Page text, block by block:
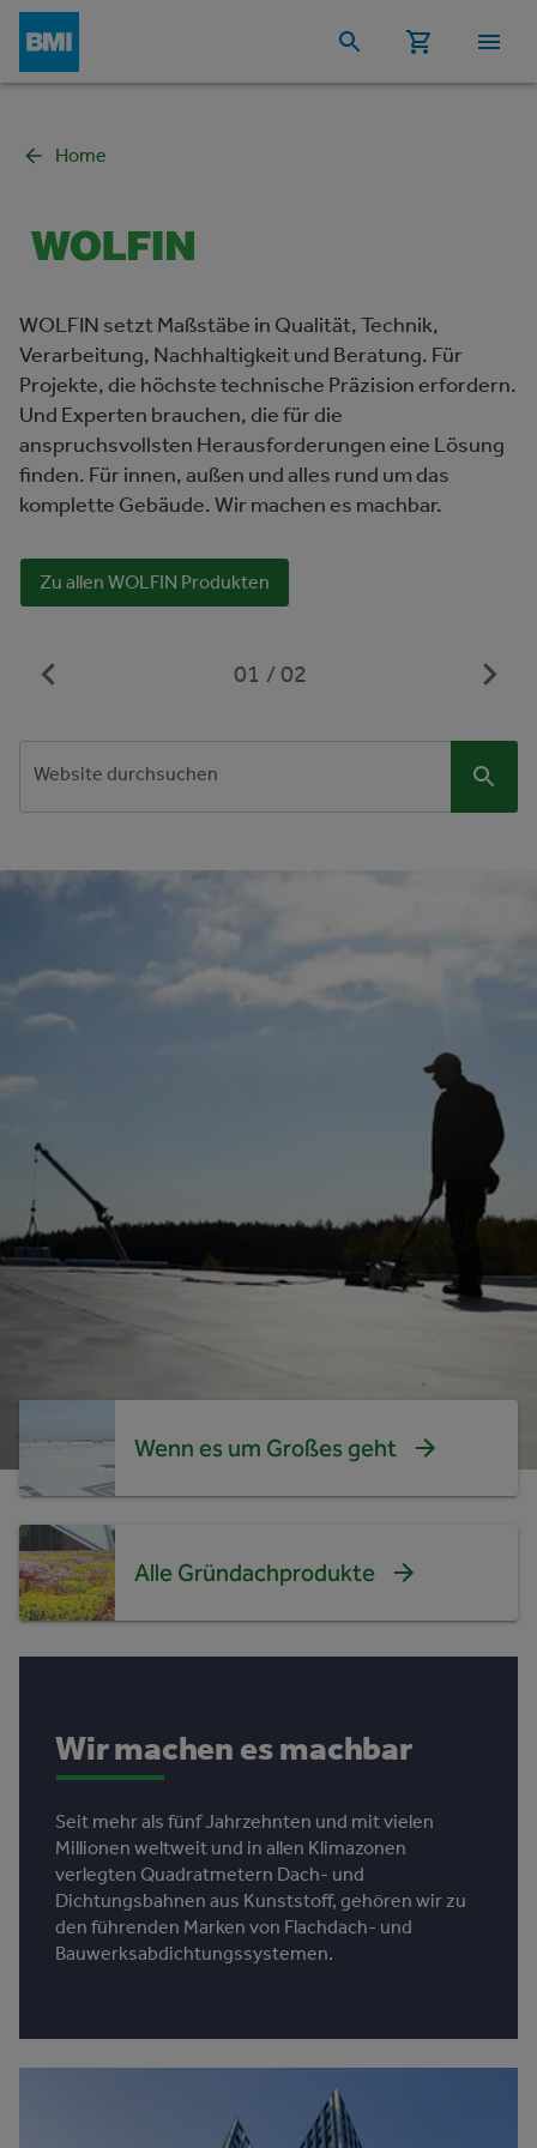
Home
WOLFIN setzt Maßstäbe in Qualität, Technik,
Verarbeitung, Nachhaltigkeit und Beratung. Für
Projekte, die höchste technische Präzision erfordern.
Und Experten brauchen, die für die
anspruchsvollsten Herausforderungen eine Lösung
finden. Für innen, außen und alles rund um das
komplette Gebäude. Wir machen es machbar.
Zu allen WOLFIN Produkten
01 02
Website durchsuchen
Wenn es um Großes geht
Alle Gründachprodukte
Wir machen es machbar
Seit mehr als fünf Jahrzehnten und mit vielen
Millionen weltweit und in allen Klimazonen
verlegten Quadratmetern Dach- und
Dichtungsbahnen aus Kunststoff, gehören wir zu
den führenden Marken von Flachdach- und
Bauwerksabdichtungssystemen.